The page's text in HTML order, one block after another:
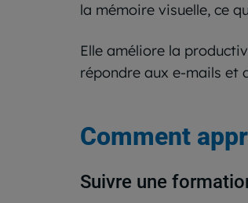
la mémoire visuelle, ce
Elle améliore la
répondre aux e-mails et
Comment
Suivre une